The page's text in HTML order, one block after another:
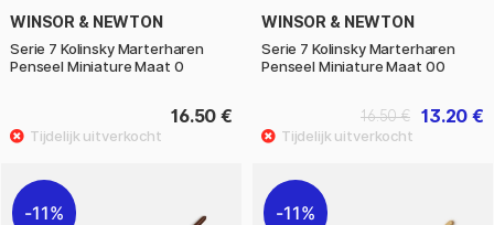
WINSOR & NEWTON
Serie 7 Kolinsky Marterharen
Penseel Miniature Maat 0
16.50 €
WINSOR & NEWTON
Serie 7 Kolinsky Marterharen
Penseel Miniature Maat 00
13.20 €
16.50 €
11% 11%